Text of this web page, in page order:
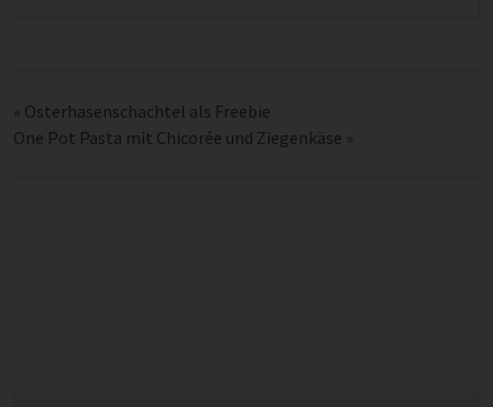
« Osterhasenschachtel als Freebie
One Pot Pasta mit Chicorée und Ziegenkäse »